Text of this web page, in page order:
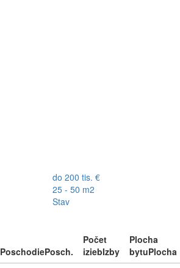
do 200 tis. €
25 - 50 m2
Stav
PoschodiePosch.
Počet
iziebIzby
Plocha
bytuPlocha